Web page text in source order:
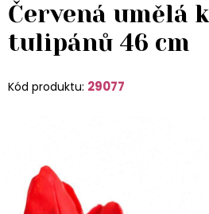
Červená umělá
tulipánů 46 cm
Kód produktu: 29077